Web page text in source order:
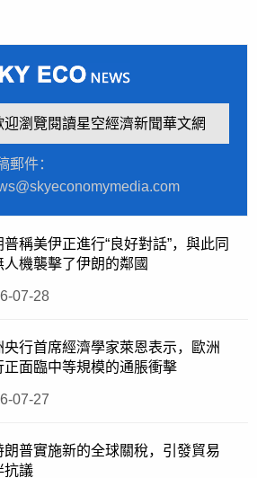
迎瀏覽閱讀星空經濟新聞華文網
郵件：
普稱美伊正進行“良好對話”，與此同
人機襲擊了伊朗的鄰國
07-28
央行首席經濟學家萊恩表示，歐洲
正面臨中等規模的通脹衝擊
07-27
朗普實施新的全球關稅，引發貿易
抗議